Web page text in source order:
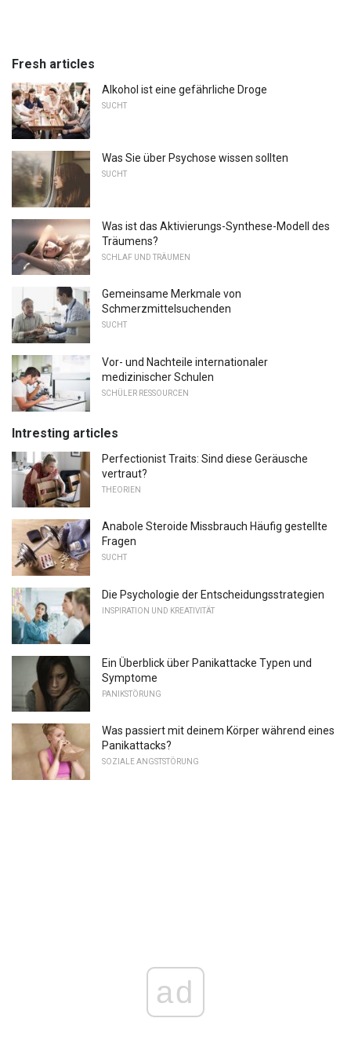
Fresh articles
Alkohol ist eine gefährliche Droge
SUCHT
Was Sie über Psychose wissen sollten
SUCHT
Was ist das Aktivierungs-Synthese-Modell des
Träumens?
SCHLAF UND TRÄUMEN
Gemeinsame Merkmale von
Schmerzmittelsuchenden
SUCHT
Vor- und Nachteile internationaler
medizinischer Schulen
SCHÜLER RESSOURCEN
Intresting articles
Perfectionist Traits: Sind diese Geräusche
vertraut?
THEORIEN
Anabole Steroide Missbrauch Häufig gestellte
Fragen
SUCHT
Die Psychologie der Entscheidungsstrategien
INSPIRATION UND KREATIVITÄT
Ein Überblick über Panikattacke Typen und
Symptome
PANIKSTÖRUNG
Was passiert mit deinem Körper während eines
Panikattacks?
SOZIALE ANGSTSTÖRUNG
ad